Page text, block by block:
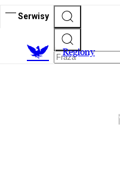
Serwisy
Regiony